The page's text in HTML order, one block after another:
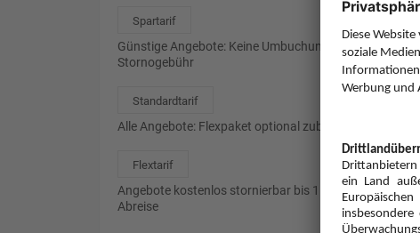
Spartarif
Günstige Angebote: Keine Umbuchung, 85%
Stornogebühr
Standardtarif
Alle Angebote: Flexpaket optional zubuchbar
Flextarif
Angebote kostenlos stornierbar bis 1 Tag vor
Abreise